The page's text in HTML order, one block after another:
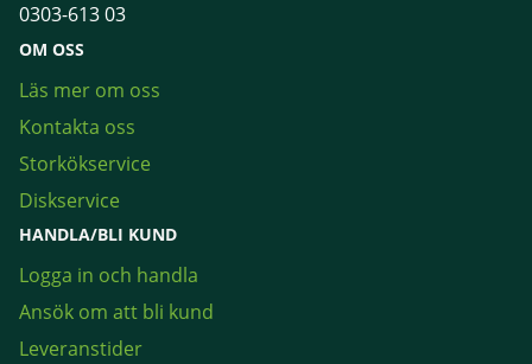
0303-613 03
OM OSS
Läs mer om oss
Kontakta oss
Storkökservice
Diskservice
HANDLA/BLI KUND
Logga in och handla
Ansök om att bli kund
Leveranstider